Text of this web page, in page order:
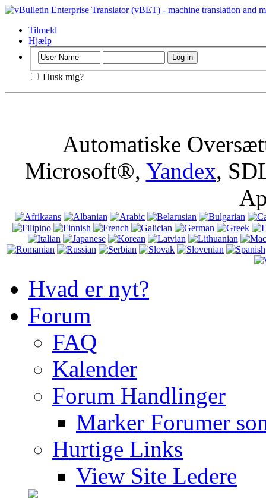
Vigtigt:
Tilmeld
Hjælp
Husk mig?
Automatiske
Microsoft®, Yandex,
Hvad er nyt?
Forum
FAQ
Kalender
Forum Handlinger
Marker Forumer
Hurtige Links
View Site Ledere